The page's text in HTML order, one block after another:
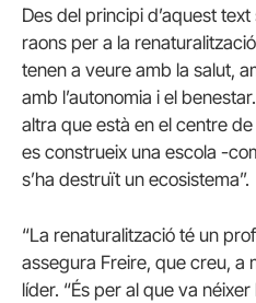
Des del principi d’aquest
raons per a la
tenen a veure amb la salut,
amb l’autonomia i el
altra que està en el centre de
es construeix una escola -
s’ha destruït un ecosistema”.
“La renaturalització té un
assegura Freire, que creu, a
líder. “És per al que va néixer